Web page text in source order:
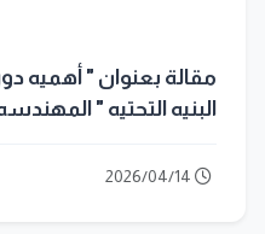
مقالة
البنيه التحتيه " المهندسه نورالهدى رزاق